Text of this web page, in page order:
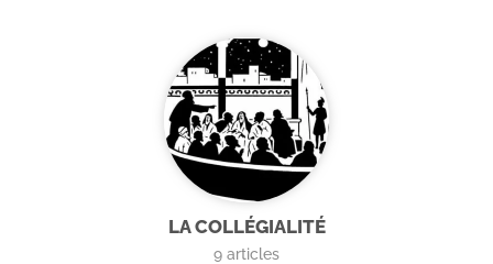
LA COLLÉGIALITÉ
9 articles